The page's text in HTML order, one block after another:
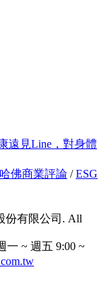
遠見Line，對身體
哈佛商業評論 /ESG
份有限公司. All
一 ~ 週五 9:00 ~